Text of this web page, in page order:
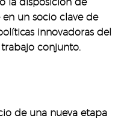
un socio clave de
innovadoras del
conjunto.
de una nueva etapa